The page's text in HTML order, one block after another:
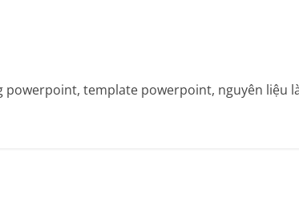
powerpoint, template powerpoint, nguyên liệu